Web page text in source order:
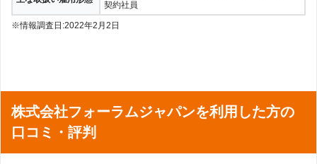
契約社員
※情報調査日:2022年2月2日
株式会社フォーラムジャパンを利用した方の
口コミ・評判